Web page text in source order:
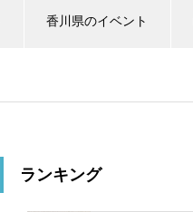
香川県のイベント
ランキング